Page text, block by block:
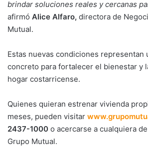
brindar soluciones reales y cercanas
afirmó Alice Alfaro, directora de
Mutual.
Estas nuevas condiciones representan
concreto para fortalecer el bienestar y
hogar costarricense.
Quienes quieran estrenar vivienda
meses, pueden visitar
2437-1000 o acercarse a cualquiera
Grupo Mutual.